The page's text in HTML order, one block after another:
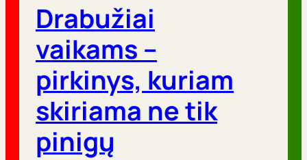
Drabužiai
vaikams –
pirkinys, kuriam
skiriama ne tik
pinigų